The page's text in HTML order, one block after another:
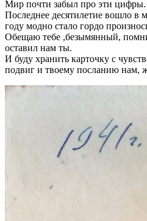
Мир почти забыл про эти цифры.
Последнее десятилетие вошло в
году модно стало гордо
Обещаю тебе ,безымянный,
оставил нам ты.
И буду хранить карточку с
подвиг и твоему посланию нам,